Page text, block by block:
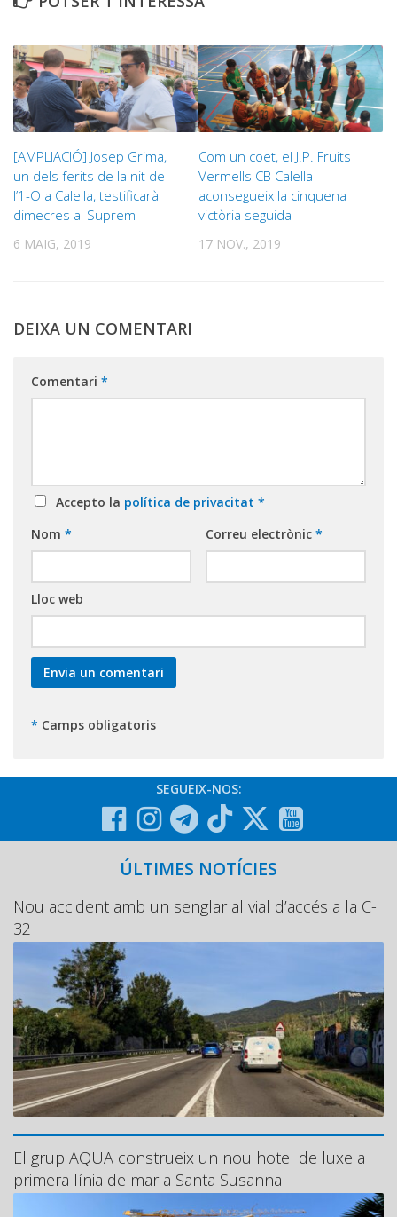
[AMPLIACIÓ] Josep Grima,
un dels ferits de la nit de
l’1-O a Calella, testificarà
dimecres al Suprem
6 MAIG, 2019
Com un coet, el J.P. Fruits
Vermells CB Calella
aconsegueix la cinquena
victòria seguida
17 NOV., 2019
DEIXA UN COMENTARI
Comentari *
Accepto la política de privacitat *
Nom * Correu electrònic *
Lloc web
* Camps obligatoris
SEGUEIX-NOS:
ÚLTIMES NOTÍCIES
Nou accident amb un senglar al vial d’accés a la C-
32
El grup AQUA construeix un nou hotel de luxe a
primera línia de mar a Santa Susanna